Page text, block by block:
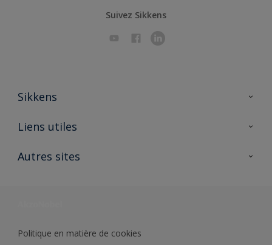
Suivez Sikkens
Sikkens
A propos de Sikkens
Liens utiles
Ouvrir un magasin PASS
Autres sites
Politique en matière de cookies